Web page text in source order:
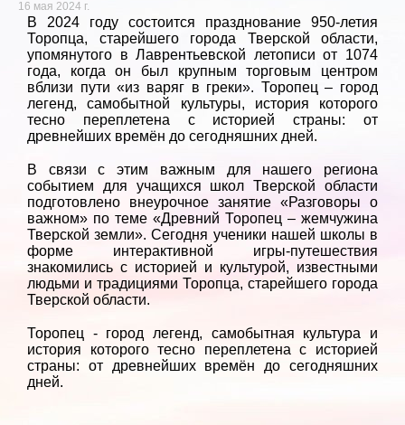
16 мая 2024 г.
В 2024 году состоится празднование 950-летия
Торопца, старейшего города Тверской области,
упомянутого в Лаврентьевской летописи от 1074
года, когда он был крупным торговым центром
вблизи пути «из варяг в греки». Торопец – город
легенд, самобытной культуры, история которого
тесно переплетена с историей страны: от
древнейших времён до сегодняшних дней.
В связи с этим важным для нашего региона
событием для учащихся школ Тверской области
подготовлено внеурочное занятие «Разговоры о
важном» по теме «Древний Торопец – жемчужина
Тверской земли». Сегодня ученики нашей школы в
форме интерактивной игры-путешествия
знакомились с историей и культурой, известными
людьми и традициями Торопца, старейшего города
Тверской области.
Торопец - город легенд, самобытная культура и
история которого тесно переплетена с историей
страны: от древнейших времён до сегодняшних
дней.